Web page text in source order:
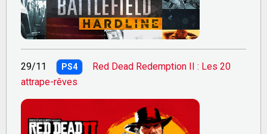
29/11 PS4
Red Dead Redemption II : Les 20
attrape-rêves